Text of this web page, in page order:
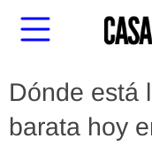
Dónde está
barata hoy